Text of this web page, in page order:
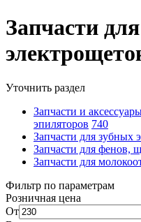
Запчасти
Уточнить раздел
Запчасти и
эпиляторов 740
Запчасти для зубных
Запчасти для фенов,
Запчасти для
Фильтр по параметрам
Розничная цена
От